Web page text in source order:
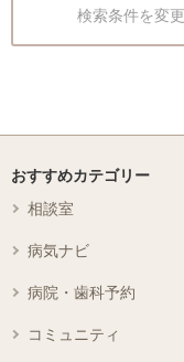
検索条件を変
おすすめカテゴリー
相談室
病気ナビ
病院・歯科予約
コミュニティ